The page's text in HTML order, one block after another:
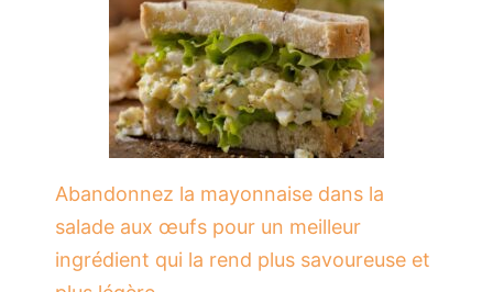
Abandonnez la mayonnaise dans la
salade aux œufs pour un meilleur
ingrédient qui la rend plus savoureuse et